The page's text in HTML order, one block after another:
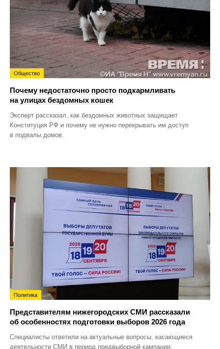
Общество
Почему недостаточно просто подкармливать
на улицах бездомных кошек
Эксперт рассказал, как бездомных животных защищает
Конституция РФ и почему не нужно перекрывать им доступ
в подвалы домов.
Политика
Представителям нижегородских СМИ рассказали
об особенностях подготовки выборов 2026 года
Специалисты ответили на актуальные вопросы, касающиеся
деятельности СМИ в период предвыборной кампании.